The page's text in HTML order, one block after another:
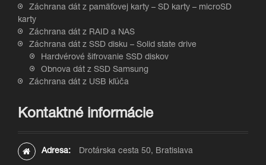
Záchrana dát z pamäťovej karty – SD karty – microSD
karty
Záchrana dát z RAID a NAS
Záchrana dát z SSD disku – Solid state drive
Hardvérové šifrovanie SSD diskov
Obnova dát z SSD Samsung
Záchrana dát z USB kľúča
Kontaktné informácie
Adresa: Drotárska cesta 50, Bratislava